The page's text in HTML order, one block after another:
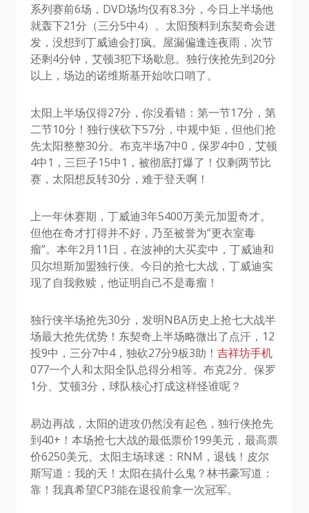
系列赛前6场，DVD场均仅有8.3分，今日上半场他
就轰下21分（三分5中4）。太阳预料到东契奇会迸
发，没想到丁威迪会打疯。屋漏偏逢连夜雨，次节
还剩4分钟，艾顿3犯下场歇息。独行侠抢先到20分
以上，场边的诺维斯基开始吹口哨了。
太阳上半场仅得27分，你没看错：第一节17分，第
二节10分！独行侠砍下57分，中规中矩，但他们抢
先太阳整整30分。布克半场7中0，保罗4中0，艾顿
4中1，三巨子15中1，被彻底打爆了！仅剩两节比
赛，太阳想反转30分，难于登天啊！
上一年休赛期，丁威迪3年5400万美元加盟奇才。
但他在奇才打得并不好，乃至被誉为“更衣室毒
瘤”。本年2月11日，在波神的大买卖中，丁威迪和
贝尔坦斯加盟独行侠。今日的抢七大战，丁威迪实
现了自我救赎，他证明自己不是毒瘤！
独行侠半场抢先30分，发明NBA历史上抢七大战半
场最大抢先优势！东契奇上半场略微出了点汗，12
投9中，三分7中4，独砍27分9板3助！ 吉祥坊手机
077一个人和太阳全队总得分相等。布克2分、保罗
1分、艾顿3分，球队核心打成这样怪谁呢？
易边再战，太阳的进攻仍然没有起色，独行侠抢先
到40+！本场抢七大战的最低票价199美元，最高票
价6250美元。太阳主场球迷：RNM，退钱！皮尔
斯写道：我的天！太阳在搞什么鬼？林书豪写道：
靠！我真希望CP3能在退役前拿一次冠军。